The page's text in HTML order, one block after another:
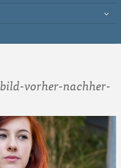
vorher-nachher-